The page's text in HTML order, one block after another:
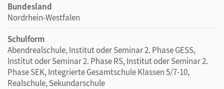
Bundesland
Nordrhein-Westfalen
Schulform
Abendrealschule, Institut oder Seminar 2. Phase GESS,
Institut oder Seminar 2. Phase RS, Institut oder Seminar 2.
Phase SEK, Integrierte Gesamtschule Klassen 5/7-10,
Realschule, Sekundarschule